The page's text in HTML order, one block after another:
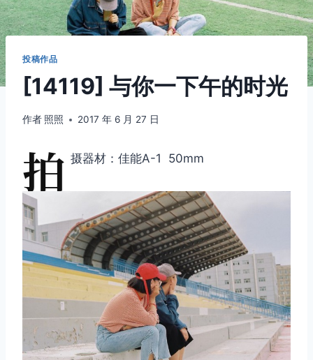
投稿作品
[14119] 与你一下午的时光
作者 照照 2017 年 6 月 27 日
拍 摄器材：佳能A-1 50mm